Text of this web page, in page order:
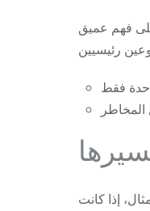
فهم عميق
إذا كانت